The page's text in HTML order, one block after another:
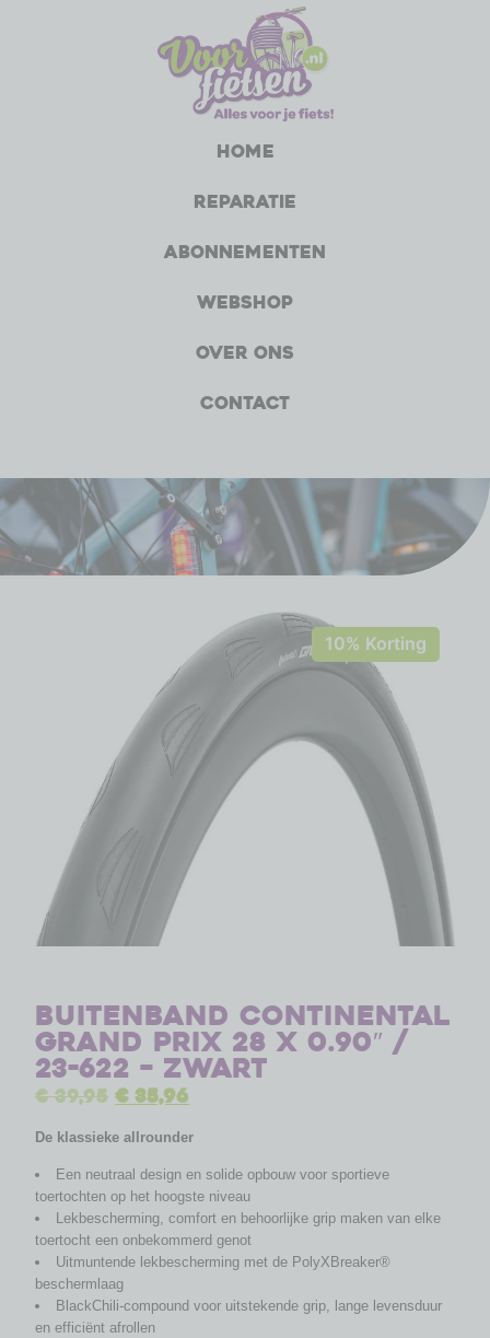
Home
Reparatie
Abonnementen
Webshop
Over ons
Contact
10% Korting
Buitenband Continental
Grand Prix 28 x 0.90″ /
23-622 – zwart
€39,95 €35,96
De klassieke allrounder
Een neutraal design en solide opbouw voor sportieve
toertochten op het hoogste niveau
Lekbescherming, comfort en behoorlijke grip maken van elke
toertocht een onbekommerd genot
Uitmuntende lekbescherming met de PolyXBreaker®
beschermlaag
BlackChili-compound voor uitstekende grip, lange levensduur
en efficiënt afrollen